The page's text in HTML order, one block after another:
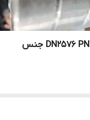
فلنج اسلیپ ان فلت فیس "3/4 DN2576 PN16 جنس